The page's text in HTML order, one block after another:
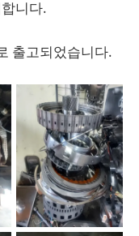
니다.
출고되었습니다.